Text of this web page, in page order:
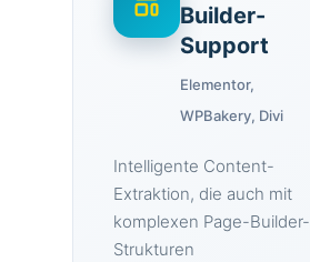
Builder-
Support
Elementor,
WPBakery, Divi
Intelligente Content-
Extraktion, die auch mit
komplexen Page-Builder-
Strukturen